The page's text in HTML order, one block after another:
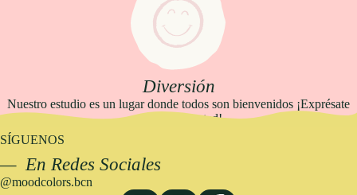
Diversión
Nuestro estudio es un lugar donde todos son bienvenidos ¡Exprésate
con total libertad!
SÍGUENOS
— En Redes Sociales
@moodcolors.bcn